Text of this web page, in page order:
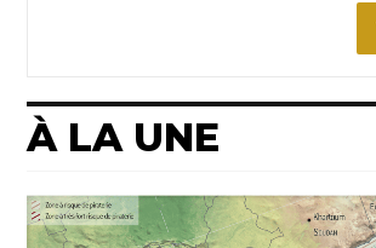
À LA UNE